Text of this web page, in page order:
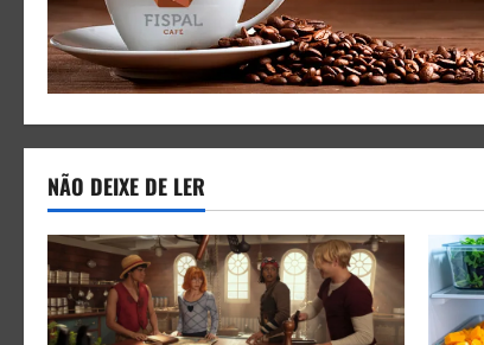
NÃO DEIXE DE LER